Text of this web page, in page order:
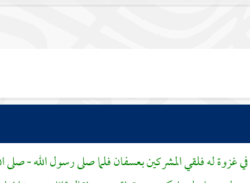
غزوة له فلقي المشركينبعسفانفلما صلى رسول الله - صلى